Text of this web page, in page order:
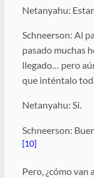
Netanyahu:
Schneerson: Al
pasado muchas
llegado… pero
que inténtalo
Netanyahu: Sí.
Schneerson:
[10]
Pero, ¿cómo van